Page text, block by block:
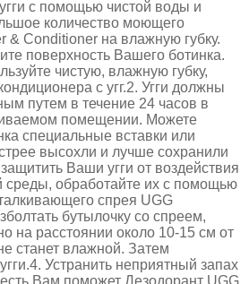
с помощью чистой воды и
количество моющего
& Conditioner на влажную губку.
поверхность Вашего ботинка.
чистую, влажную губку,
с угг.2. Угги должны
путем в течение 24 часов в
помещении. Можете
специальные вставки или
высохли и лучше сохранили
Ваши угги от воздействия
среды, обработайте их с помощью
спрея UGG
бутылочку со спреем,
на расстоянии около 10-15 см от
станет влажной. Затем
Устранить неприятный запах
Вам поможет Дезодорант UGG